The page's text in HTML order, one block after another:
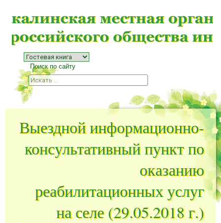
Меню
Наверх
Поиск по сайту
Поиск
Выездной информационно-
консультативный пункт по
оказанию
реабилитационных услуг
на селе (29.05.2018 г.)